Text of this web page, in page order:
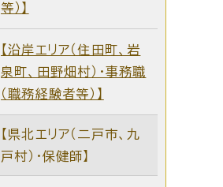
等）】
【沿岸エリア（住田町、岩
泉町、田野畑村）・事務職
（職務経験者等）】
【県北エリア（二戸市、九
戸村）・保健師】